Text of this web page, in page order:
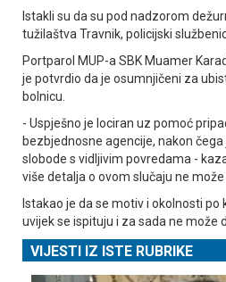
Istakli su da su pod nadzorom
tužilaštva Travnik, policijski
Portparol MUP-a SBK Muamer
je potvrdio da je osumnjičeni za
bolnicu.
- Uspješno je lociran uz pomoć
bezbjednosne agencije, nakon
slobode s vidljivim povredama -
više detalja o ovom slučaju ne može
Istakao je da se motiv i okolnosti po
uvijek se ispituju i za sada ne može
VIJESTI IZ ISTE RUBRIKE